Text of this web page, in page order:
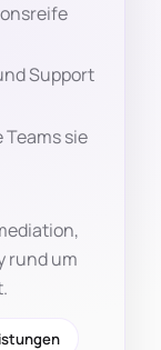
Support
sie
rund um